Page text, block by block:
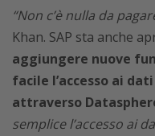
“Non c’è nulla da
Khan. SAP sta anche
aggiungere nuove
facile l’accesso ai
attraverso
semplice l’accesso ai